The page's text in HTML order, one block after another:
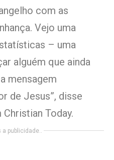
com as
Vejo uma
– uma
alguém que ainda
mensagem
de Jesus”, disse
Today.
publicidade..